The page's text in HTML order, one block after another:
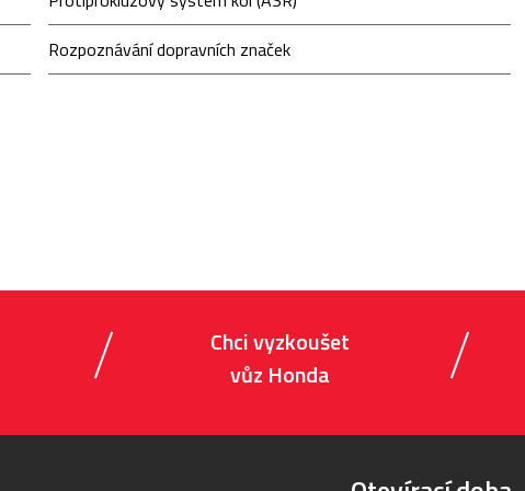
Rozpoznávání dopravních značek
Chci vyzkoušet
vůz Honda